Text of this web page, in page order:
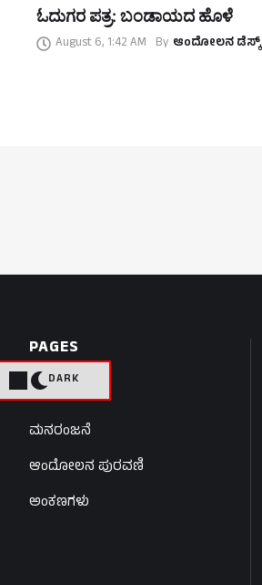
DARK
ಓದುಗರ ಪತ್ರ: ಬಂಡಾಯದ ಹೊಳೆ
August 6, 1:42 AM By ಆಂದೋಲನ ಡೆಸ್ಕ್
PAGES
Home
ಮನರಂಜನೆ
ಆಂದೋಲನ ಪುರವಣಿ
ಅಂಕಣಗಳು